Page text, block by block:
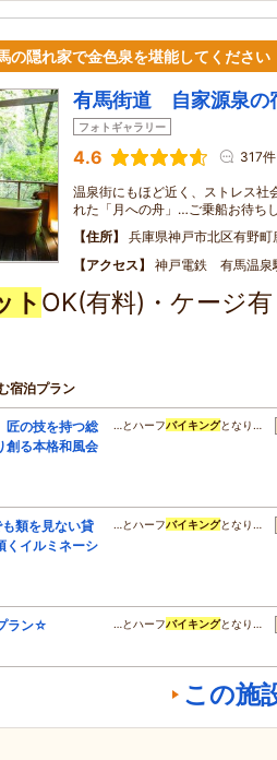
の隠れ家で金色泉を堪能してください
有馬街道 自家源泉
フォトギャラリー
4.6 317件
温泉街にもほど近く、ストレス社
れた「月への舟」…ご乗船お待ち
住所
兵庫県神戸市北区有野
アクセス
神戸電鉄 有馬温泉
ト OK(有料)・ケージ
宿泊プラン
匠の技を持つ総
創る本格和風会
…とハーフバイキングとなり…
類を見ない貸
くイルミネーシ
…とハーフバイキングとなり…
ラン☆ …とハーフバイキングとなり…
この施